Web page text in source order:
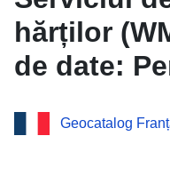
hărților
de date:
bazinului
Brassac-
Geocatalog